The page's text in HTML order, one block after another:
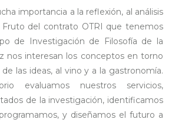
importancia a la reflexión, al análisis
del contrato OTRI que tenemos
de Investigación de Filosofía de la
nos interesan los conceptos en torno
las ideas, al vino y a la gastronomía.
evaluamos nuestros servicios,
de la investigación, identificamos
y diseñamos el futuro a